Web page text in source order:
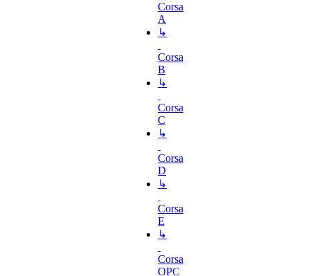
Corsa
A
↳
Corsa
B
↳
Corsa
C
↳
Corsa
D
↳
Corsa
E
↳
Corsa
OPC